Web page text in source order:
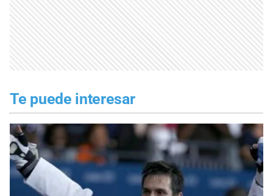
Te puede interesar